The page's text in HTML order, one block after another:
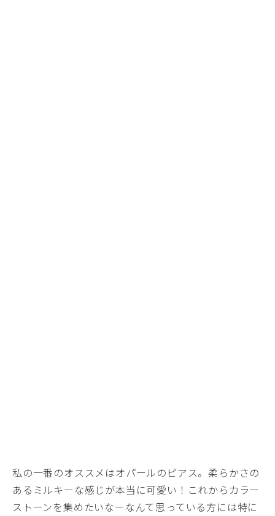
私の一番のオススメはオパールのピアス。柔らかさの
あるミルキーな感じが本当に可愛い！これからカラー
ストーンを集めたいなーなんて思っている方には特に